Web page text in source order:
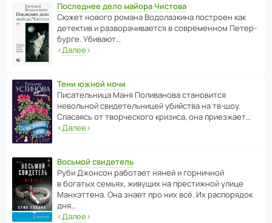
Последнее дело майора Чистова
Сюжет нового романа Водо­ла­з­кина пост­роен как
дете­ктив и разво­ра­чи­ва­ется в совре­менном Пете­р­
бурге. Убивают…
‹Далее›
Тени южной ночи
Писа­тель­ница Маня Поли­ва­нова стано­вится
невольной свиде­тель­ницей убийства на тв-шоу.
Спасаясь от твор­че­с­кого кризиса, она приезжает…
‹Далее›
Восьмой свидетель
Руби Джонсон рабо­тает няней и горни­чной
в богатых семьях, живущих на прес­ти­жной улице
Манх­эт­тена. Она знает про них всё. Их распо­рядок
дня…
‹Далее›